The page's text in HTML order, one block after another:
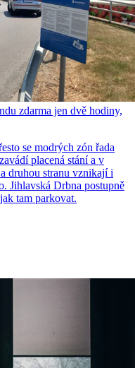
zdarma jen dvě hodiny,
se modrých zón řada
placená stání a v
druhou stranu vznikají i
Jihlavská Drbna postupně
tam parkovat.